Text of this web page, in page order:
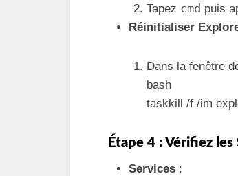
Tapez cmd puis
Réinitialiser
Dans la fenêtre
bash
taskkill /f /im
Étape 4 : Vérifiez
Services :